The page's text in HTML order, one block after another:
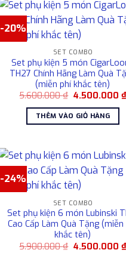
-20%
SET COMBO
Set phụ kiện 5 món
TH27 Chính Hãng Làm Quà
(miễn phí khắc tên)
5.600.000₫ Giá
là:
5.600.000 ₫.
4.500.000 ₫
THÊM VÀO GIỎ HÀNG
-24%
SET COMBO
Set phụ kiện 6 món Lubinski
Cao Cấp Làm Quà Tặng (miễn
khắc tên)
5.900.000₫ Giá
4.500.000 ₫